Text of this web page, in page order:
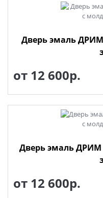
Дверь эмаль ДРИМ
от 12 600р.
Дверь эмаль ДРИМ
от 12 600р.